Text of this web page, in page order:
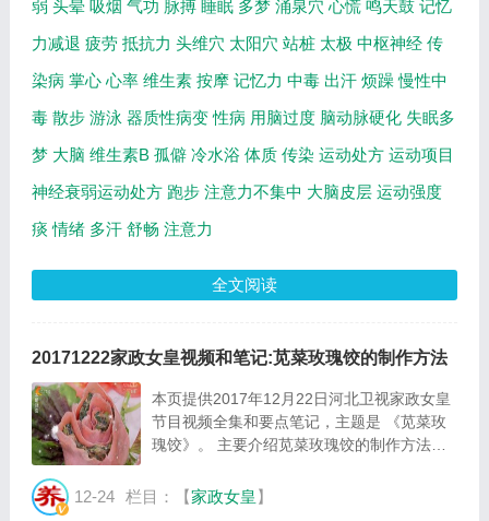
弱 头晕 吸烟 气功 脉搏 睡眠 多梦 涌泉穴 心慌 鸣天鼓 记忆
力减退 疲劳 抵抗力 头维穴 太阳穴 站桩 太极 中枢神经 传
染病 掌心 心率 维生素 按摩 记忆力 中毒 出汗 烦躁 慢性中
毒 散步 游泳 器质性病变 性病 用脑过度 脑动脉硬化 失眠多
梦 大脑 维生素B 孤僻 冷水浴 体质 传染 运动处方 运动项目
神经衰弱运动处方 跑步 注意力不集中 大脑皮层 运动强度
痰 情绪 多汗 舒畅 注意力
全文阅读
20171222家政女皇视频和笔记:苋菜玫瑰饺的制作方法
本页提供2017年12月22日河北卫视家政女皇
节目视频全集和要点笔记，主题是 《苋菜玫
瑰饺》。 主要介绍苋菜玫瑰饺的制作方法等
看和主要内容介绍（节目要点笔记）。 苋菜
12-24 栏目：【家政女皇 】